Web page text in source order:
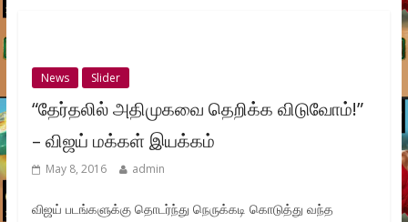
News Slider
“தேர்தலில் அதிமுகவை தெறிக்க விடுவோம்!”
– விஜய் மக்கள் இயக்கம்
May 8, 2016 admin
விஜய் படங்களுக்கு தொடர்ந்து நெருக்கடி கொடுத்து வந்த